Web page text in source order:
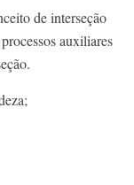
de interseção
auxiliares